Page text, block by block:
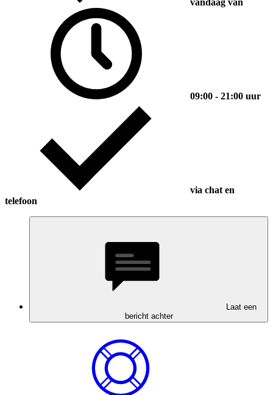
vandaag van
09:00 - 21:00 uur
via chat en
telefoon
Laat een
bericht achter